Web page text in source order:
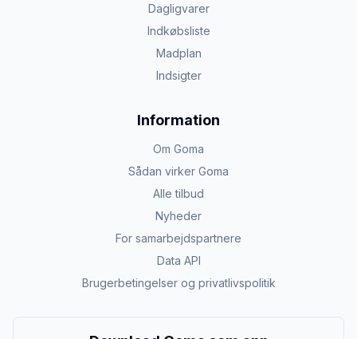
Dagligvarer
Indkøbsliste
Madplan
Indsigter
Information
Om Goma
Sådan virker Goma
Alle tilbud
Nyheder
For samarbejdspartnere
Data API
Brugerbetingelser og privatlivspolitik